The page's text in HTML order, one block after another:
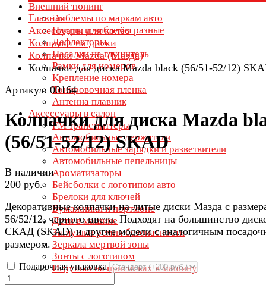
Внешний тюнинг
Эмблемы по маркам авто
Надписи эмблемы разные
Дефлекторы
Насадки на глушитель
Рамки для номеров
Крепление номера
Тонировочная пленка
Антенна плавник
Аксессуары в салон
FM трансмиттеры
Автомобильные держатели
Автомобильные зарядки и разветвители
Автомобильные пепельницы
Ароматизаторы
Бейсболки с логотипом авто
Брелоки для ключей
Бумажники и портмоне
Дети в машине
Заглушки ремня безопасности
Зеркала мертвой зоны
Зонты с логотипом
Игрушки на присосках в машину
Главная
Аксессуары для колёс
Колпачки на диски
Колпачки Mazda (Мазда)
Колпачки для диска Mazda black (56/51-52/12)
Артикул: 00164
Колпачки для диска Mazda
(56/51-52/12) SKAD
В наличии
200 руб.
Декоративные колпачки на литые диски Мазда с
56/52/12, черного цвета. Подходят на большинство
СКАД (SKAD) и другие модели с аналогичным
размером.
Подарочная упаковка